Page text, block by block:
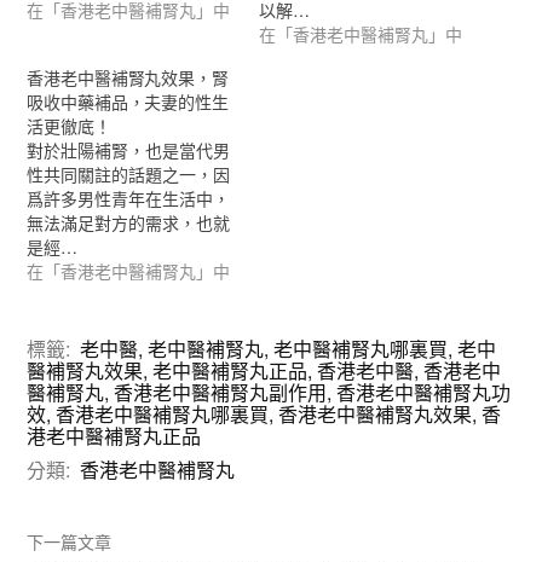
在「香港老中醫補腎丸」中
以解…
在「香港老中醫補腎丸」中
香港老中醫補腎丸效果，腎
吸收中藥補品，夫妻的性生
活更徹底！
對於壯陽補腎，也是當代男
性共同關註的話題之一，因
爲許多男性青年在生活中，
無法滿足對方的需求，也就
是經…
在「香港老中醫補腎丸」中
標籤: 老中醫,老中醫補腎丸,老中醫補腎丸哪裏買,老中
醫補腎丸效果,老中醫補腎丸正品,香港老中醫,香港老中
醫補腎丸,香港老中醫補腎丸副作用,香港老中醫補腎丸功
效,香港老中醫補腎丸哪裏買,香港老中醫補腎丸效果,香
港老中醫補腎丸正品
分類: 香港老中醫補腎丸
下一篇文章